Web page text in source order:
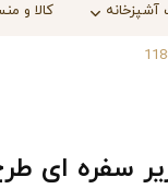
آشپزخانه کالا و
سفره ای طرح